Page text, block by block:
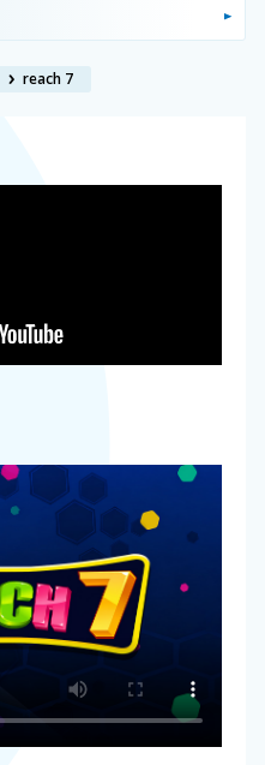
reach 7